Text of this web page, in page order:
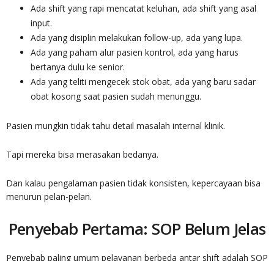
Ada shift yang rapi mencatat keluhan, ada shift yang asal
input.
Ada yang disiplin melakukan follow-up, ada yang lupa.
Ada yang paham alur pasien kontrol, ada yang harus
bertanya dulu ke senior.
Ada yang teliti mengecek stok obat, ada yang baru sadar
obat kosong saat pasien sudah menunggu.
Pasien mungkin tidak tahu detail masalah internal klinik.
Tapi mereka bisa merasakan bedanya.
Dan kalau pengalaman pasien tidak konsisten, kepercayaan bisa
menurun pelan-pelan.
Penyebab Pertama: SOP Belum Jelas
Penyebab paling umum pelayanan berbeda antar shift adalah SOP